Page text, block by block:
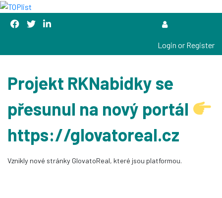
Login or Register
Projekt RKNabidky se
přesunul na nový portál
https://glovatoreal.cz
Vznikly nové stránky GlovatoReal, které jsou platformou.